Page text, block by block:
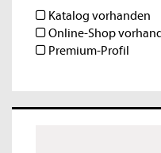
Katalog vorhanden
Online-Shop
Premium-Profil